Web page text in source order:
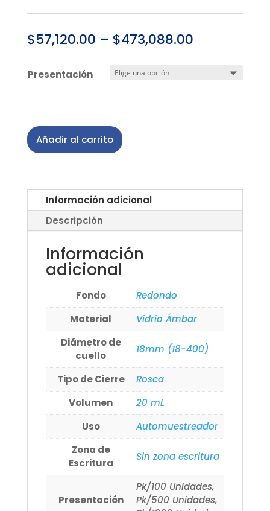
$57,120.00 – $473,088.00
Presentación
Añadir al carrito
Información adicional
Descripción
Información
adicional
Fondo
Redondo
Material
Vidrio Ámbar
Diámetro de
cuello
18mm (18-400)
Tipo de Cierre
Rosca
Volumen
20 mL
Uso
Automuestreador
Zona de
Escritura
Sin zona escritura
Presentación
Pk/100 Unidades,
Pk/500 Unidades,